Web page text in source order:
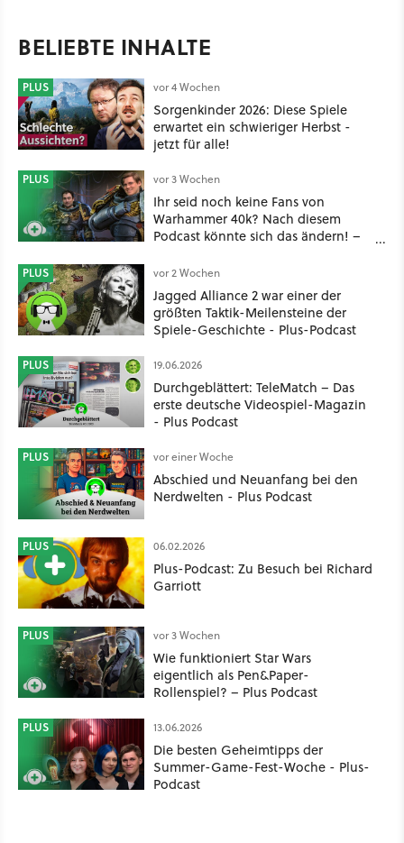
BELIEBTE INHALTE
PLUS vor 4 Wochen
Sorgenkinder 2026: Diese Spiele
erwartet ein schwieriger Herbst -
jetzt für alle!
PLUS vor 3 Wochen
Ihr seid noch keine Fans von
Warhammer 40k? Nach diesem
Podcast könnte sich das ändern! –
PLUS vor 2 Wochen
Jagged Alliance 2 war einer der
größten Taktik-Meilensteine der
Spiele-Geschichte - Plus-Podcast
PLUS 19.06.2026
Durchgeblättert: TeleMatch – Das
erste deutsche Videospiel-Magazin
- Plus Podcast
PLUS vor einer Woche
Abschied und Neuanfang bei den
Nerdwelten - Plus Podcast
PLUS 06.02.2026
Plus-Podcast: Zu Besuch bei Richard
Garriott
PLUS vor 3 Wochen
Wie funktioniert Star Wars
eigentlich als Pen&Paper-
Rollenspiel? – Plus Podcast
PLUS 13.06.2026
Die besten Geheimtipps der
Summer-Game-Fest-Woche - Plus-
Podcast